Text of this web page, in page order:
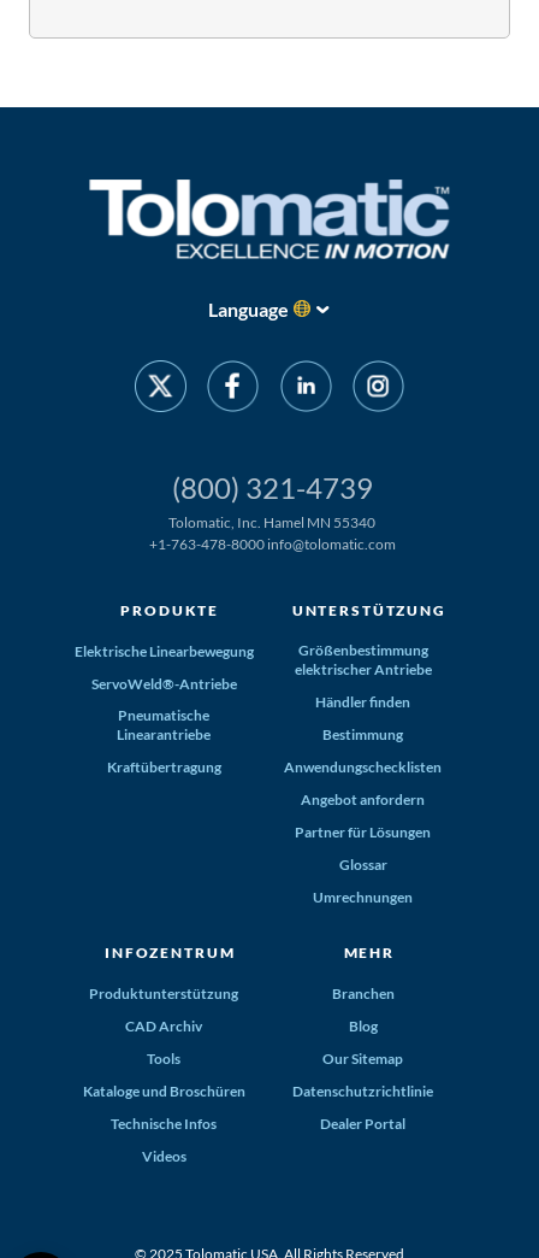
Language
(800) 321-4739
Tolomatic, Inc. Hamel MN 55340
+1-763-478-8000 info@tolomatic.com
PRODUKTE
Elektrische Linearbewegung
ServoWeld®-Antriebe
Pneumatische
Linearantriebe
Kraftübertragung
UNTERSTÜTZUNG
Größenbestimmung
elektrischer Antriebe
Händler finden
Bestimmung
Anwendungschecklisten
Angebot anfordern
Partner für Lösungen
Glossar
Umrechnungen
INFOZENTRUM
Produktunterstützung
CAD Archiv
Tools
Kataloge und Broschüren
Technische Infos
Videos
MEHR
Branchen
Blog
Our Sitemap
Datenschutzrichtlinie
Dealer Portal
© 2025 Tolomatic USA. All Rights Reserved